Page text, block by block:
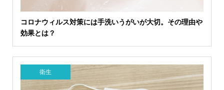
コロナウィルス対策には手洗いうがいが大切。その理由や
効果とは？
衛生